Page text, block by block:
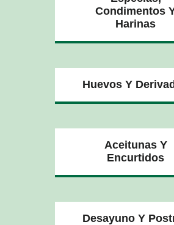
Condimentos
Harinas
Huevos Y
Aceitunas Y
Encurtidos
Desayuno Y